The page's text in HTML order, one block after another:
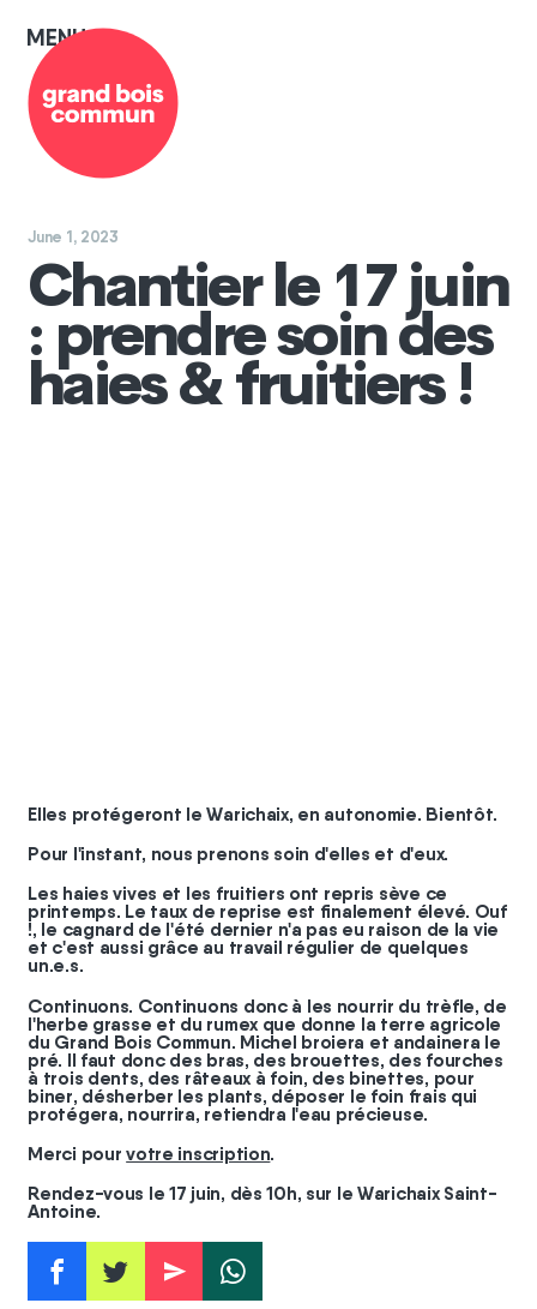
MENU ≡
June 1, 2023
Chantier le 17 juin
: prendre soin des
haies & fruitiers !
Elles protégeront le Warichaix, en autonomie. Bientôt.
Pour l'instant, nous prenons soin d'elles et d'eux.
Les haies vives et les fruitiers ont repris sève ce
printemps. Le taux de reprise est finalement élevé. Ouf
!, le cagnard de l'été dernier n'a pas eu raison de la vie
et c'est aussi grâce au travail régulier de quelques
un.e.s.
Continuons. Continuons donc à les nourrir du trèfle, de
l'herbe grasse et du rumex que donne la terre agricole
du Grand Bois Commun. Michel broiera et andainera le
pré. Il faut donc des bras, des brouettes, des fourches
à trois dents, des râteaux à foin, des binettes, pour
biner, désherber les plants, déposer le foin frais qui
protégera, nourrira, retiendra l'eau précieuse.
Merci pourvotre inscription.
Rendez-vous le 17 juin, dès 10h, sur le Warichaix Saint-
Antoine.
f t e w